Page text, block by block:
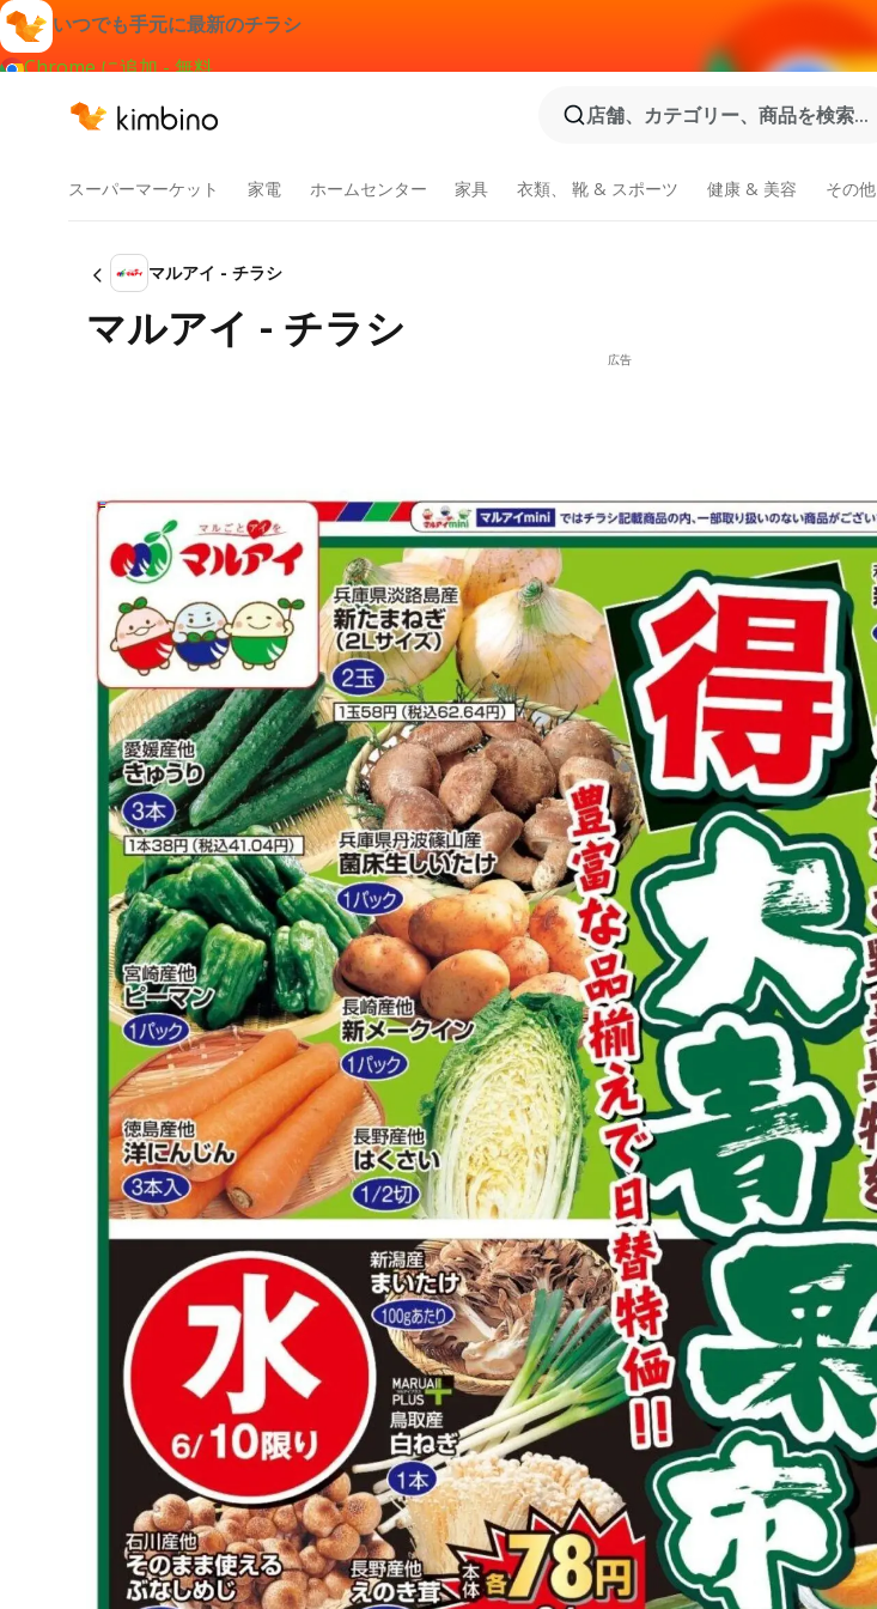
いつでも手元に最新のチラシ
Chrome に追加 - 無料
店舗、カテゴリー、商品を検索...
スーパーマーケット 家電 ホームセンター 家具 衣類、 靴 & スポーツ 健康 & 美容 その他
マルアイ - チラシ
マルアイ - チラシ
広告